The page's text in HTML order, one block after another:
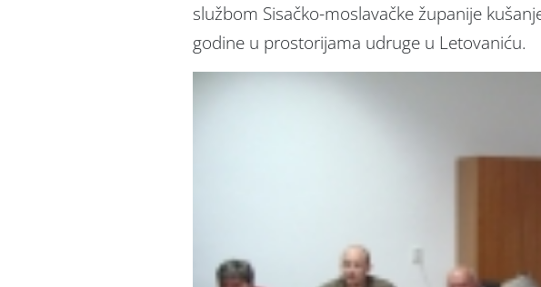
službom Sisačko-moslavačke županije
godine u prostorijama udruge u Letovaniću.